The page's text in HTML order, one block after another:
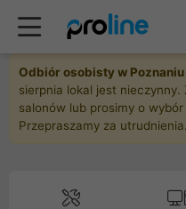
Odbiór osobisty w
sierpnia lokal jest nieczynny.
salonów lub prosimy o
Przepraszamy za utrudnienia.